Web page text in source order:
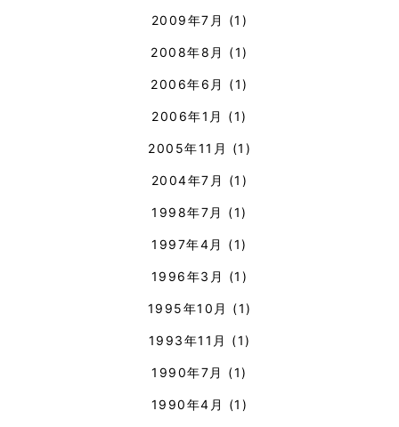
2009年7月 (1)
2008年8月 (1)
2006年6月 (1)
2006年1月 (1)
2005年11月 (1)
2004年7月 (1)
1998年7月 (1)
1997年4月 (1)
1996年3月 (1)
1995年10月 (1)
1993年11月 (1)
1990年7月 (1)
1990年4月 (1)